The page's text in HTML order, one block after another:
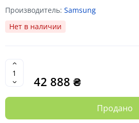
Производитель: Samsung
Нет в наличии
42 888 ₴
Продано